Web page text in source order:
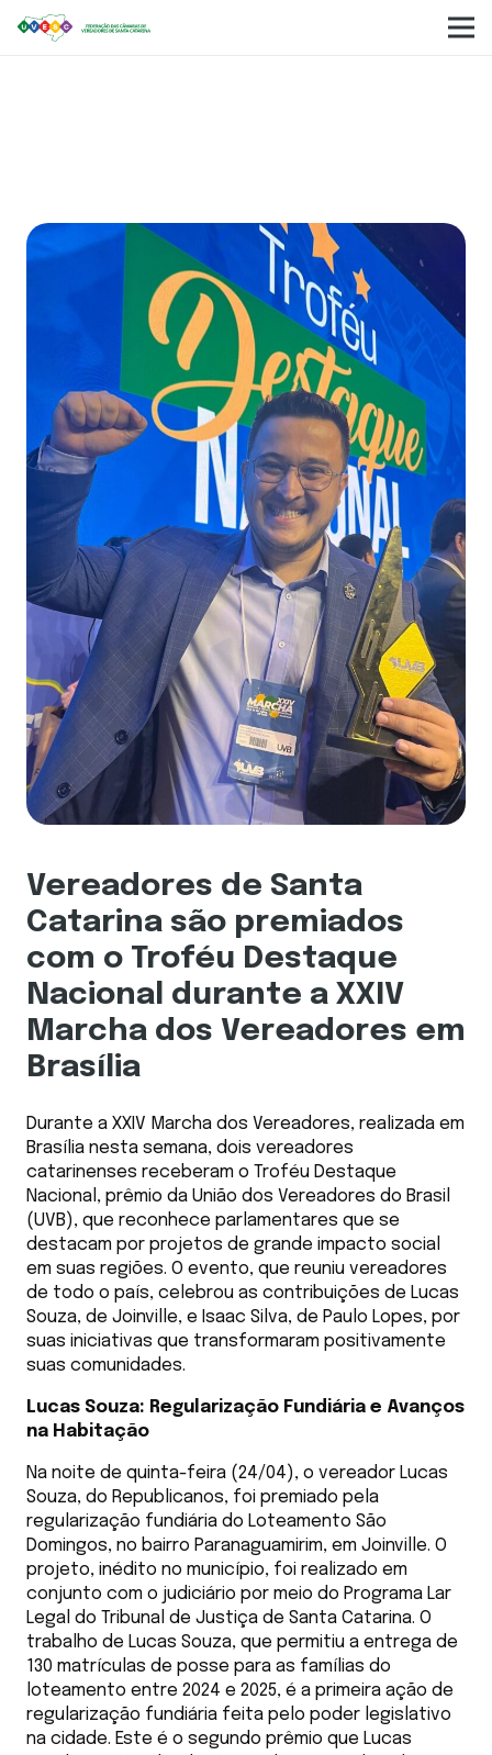
Vereadores de Santa
Catarina são premiados
com o Troféu Destaque
Nacional durante a XXIV
Marcha dos Vereadores em
Brasília
Durante a XXIV Marcha dos Vereadores, realizada em
Brasília nesta semana, dois vereadores
catarinenses receberam o Troféu Destaque
Nacional, prêmio da União dos Vereadores do Brasil
(UVB), que reconhece parlamentares que se
destacam por projetos de grande impacto social
em suas regiões. O evento, que reuniu vereadores
de todo o país, celebrou as contribuições de Lucas
Souza, de Joinville, e Isaac Silva, de Paulo Lopes, por
suas iniciativas que transformaram positivamente
suas comunidades.
Lucas Souza: Regularização Fundiária e Avanços
na Habitação
Na noite de quinta-feira (24/04), o vereador Lucas
Souza, do Republicanos, foi premiado pela
regularização fundiária do Loteamento São
Domingos, no bairro Paranaguamirim, em Joinville. O
projeto, inédito no município, foi realizado em
conjunto com o judiciário por meio do Programa Lar
Legal do Tribunal de Justiça de Santa Catarina. O
trabalho de Lucas Souza, que permitiu a entrega de
130 matrículas de posse para as famílias do
loteamento entre 2024 e 2025, é a primeira ação de
regularização fundiária feita pelo poder legislativo
na cidade. Este é o segundo prêmio que Lucas